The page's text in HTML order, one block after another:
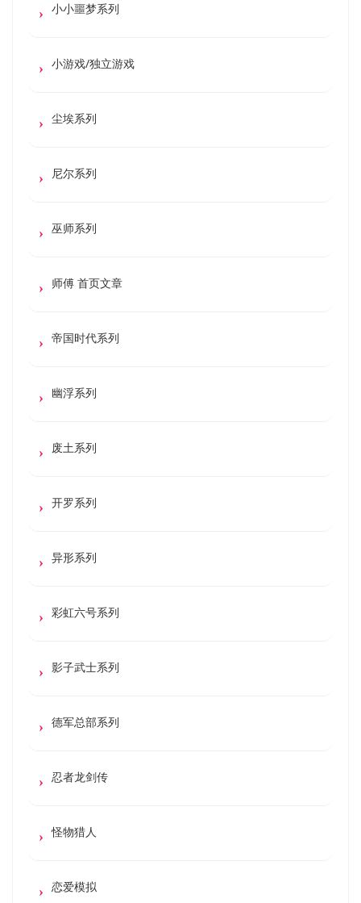
小小噩梦系列
小游戏/独立游戏
尘埃系列
尼尔系列
巫师系列
师傅 首页文章
帝国时代系列
幽浮系列
废土系列
开罗系列
异形系列
彩虹六号系列
影子武士系列
德军总部系列
忍者龙剑传
怪物猎人
恋爱模拟